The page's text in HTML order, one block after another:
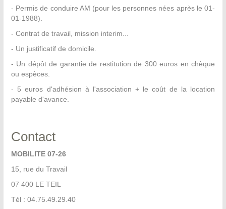
- Permis de conduire AM (pour les personnes nées après le 01-
01-1988).
- Contrat de travail, mission interim...
- Un justificatif de domicile.
- Un dépôt de garantie de restitution de 300 euros en chèque
ou espèces.
- 5 euros d'adhésion à l'association + le coût de la location
payable d'avance.
Contact
MOBILITE 07-26
15, rue du Travail
07 400 LE TEIL
Tél : 04.75.49.29.40